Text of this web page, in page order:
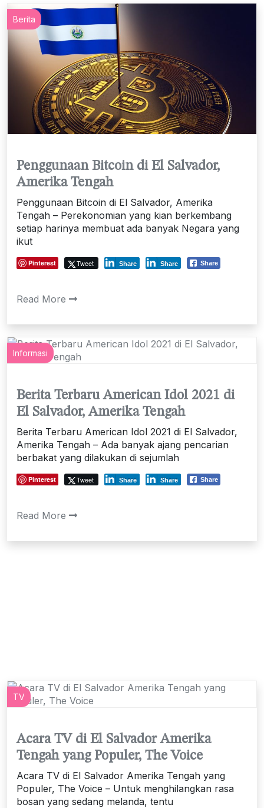
Berita
Penggunaan Bitcoin di El Salvador,
Amerika Tengah
Penggunaan Bitcoin di El Salvador, Amerika
Tengah – Perekonomian yang kian berkembang
setiap harinya membuat ada banyak Negara yang
ikut
Pinterest Tweet Share Share Share
Read More
Informasi
Berita Terbaru American Idol 2021 di
El Salvador, Amerika Tengah
Berita Terbaru American Idol 2021 di El Salvador,
Amerika Tengah – Ada banyak ajang pencarian
berbakat yang dilakukan di sejumlah
Pinterest Tweet Share Share Share
Read More
TV
Acara TV di El Salvador Amerika
Tengah yang Populer, The Voice
Acara TV di El Salvador Amerika Tengah yang
Populer, The Voice – Untuk menghilangkan rasa
bosan yang sedang melanda, tentu